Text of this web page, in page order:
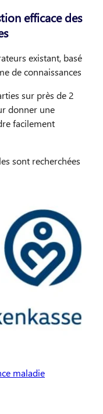
efficace des
existant, basé
de connaissances
sur près de 2
donner une
facilement
sont recherchées
maladie